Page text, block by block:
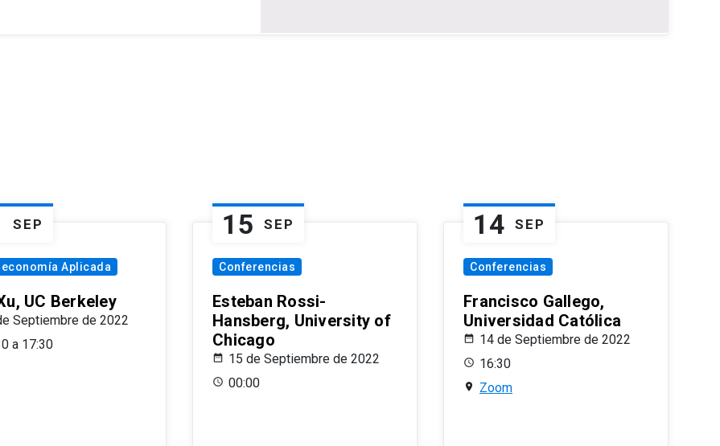
SEP
Aplicada
UC Berkeley
Septiembre de 2022
a 17:30
15 SEP
Conferencias
Esteban Rossi-
Hansberg, University of
Chicago
15 de Septiembre de 2022
00:00
14 SEP
Conferencias
Francisco Gallego,
Universidad Católica
14 de Septiembre de 2022
16:30
Zoom